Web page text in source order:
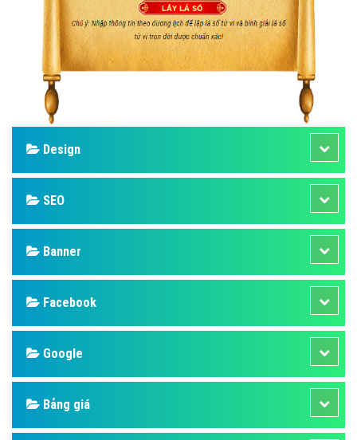
Design
SEO
Banner
Facebook
Google
Bảng giá